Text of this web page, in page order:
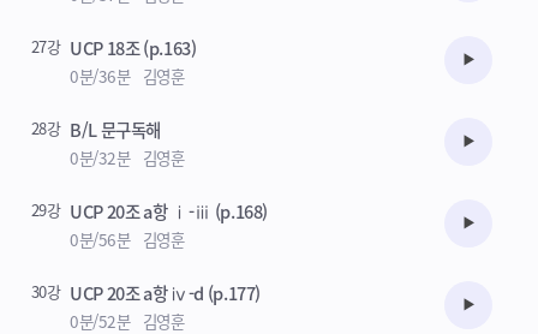
27강 UCP 18조 (p.163)
0분/36분 김영훈 수강준비
28강 B/L 문구독해
0분/32분 김영훈 수강준비
29강 UCP 20조 a항 ⅰ-ⅲ (p.168)
0분/56분 김영훈 수강준비
30강 UCP 20조 a항 ⅳ-d (p.177)
0분/52분 김영훈 수강준비